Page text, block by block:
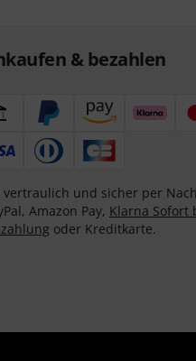
& bezahlen
vertraulich und sicher per
Amazon Pay, Klarna Sofort
oder Kreditkarte.